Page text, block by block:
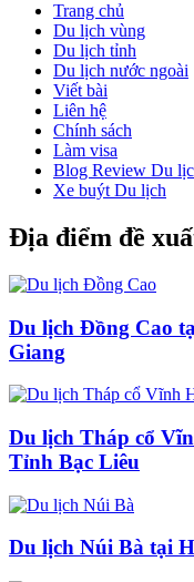
Trang chủ
Du lịch vùng
Du lịch tỉnh
Du lịch nước ngoài
Viết bài
Liên hệ
Chính sách
Làm visa
Blog Review Du
Xe buýt Du lịch
Địa điểm đề
Du lịch Đồng Cao
Giang
Du lịch Tháp cổ
Tỉnh Bạc Liêu
Du lịch Núi Bà tại